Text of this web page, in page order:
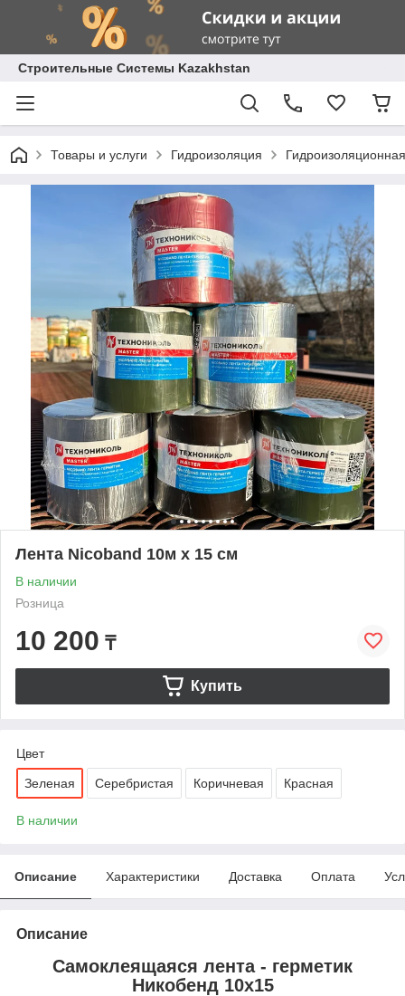
Строительные Системы Kazakhstan
Товары и услуги Гидроизоляция
Лента Nicoband 10м х 15 см
В наличии
Розница
10 200 ₸
Купить
Цвет
Зеленая Серебристая Коричневая Красная
В наличии
Описание Характеристики Доставка Оплата
Описание
Самоклеящаяся лента - герметик
Никобенд 10х15